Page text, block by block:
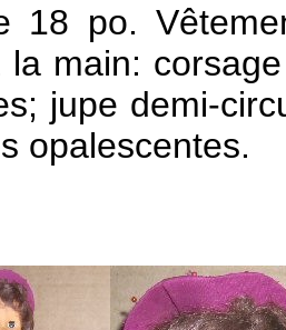
18 po.
la main:
jupe demi-
opalescentes.